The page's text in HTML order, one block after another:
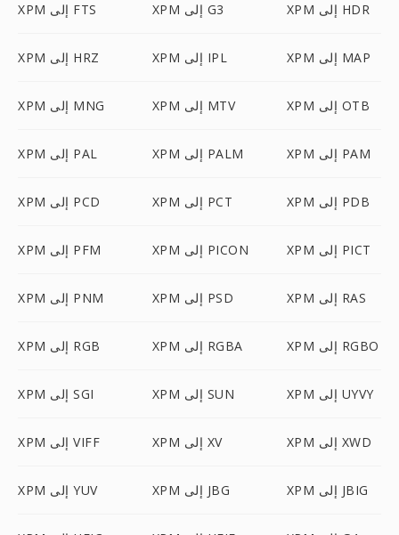
XPM إلى FTS XPM إلى G3 XPM إلى HDR
XPM إلى HRZ XPM إلى IPL XPM إلى MAP
XPM إلى MNG XPM إلى MTV XPM إلى OTB
XPM إلى PAL XPM إلى PALM XPM إلى PAM
XPM إلى PCD XPM إلى PCT XPM إلى PDB
XPM إلى PFM XPM إلى PICON XPM إلى PICT
XPM إلى PNM XPM إلى PSD XPM إلى RAS
XPM إلى RGB XPM إلى RGBA XPM إلى RGBO
XPM إلى SGI XPM إلى SUN XPM إلى UYVY
XPM إلى VIFF XPM إلى XV XPM إلى XWD
XPM إلى YUV XPM إلى JBG XPM إلى JBIG